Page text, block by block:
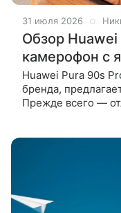
31 июля 2026
Обзор
камерофон с
Huawei Pura 90s
бренда,
Прежде всего —